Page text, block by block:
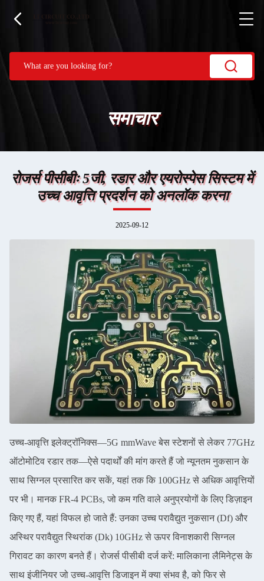
समाचार
रोजर्स पीसीबीः 5जी, रडार और एयरोस्पेस सिस्टम में
उच्च आवृत्ति प्रदर्शन को अनलॉक करना
2025-09-12
उच्च-आवृत्ति इलेक्ट्रॉनिक्स—5G mmWave बेस स्टेशनों से लेकर 77GHz
ऑटोमोटिव रडार तक—ऐसे पदार्थों की मांग करते हैं जो न्यूनतम नुकसान के
साथ सिग्नल प्रसारित कर सकें, यहां तक ​​कि 100GHz से अधिक आवृत्तियों
पर भी। मानक FR-4 PCBs, जो कम गति वाले अनुप्रयोगों के लिए डिज़ाइन
किए गए हैं, यहां विफल हो जाते हैं: उनका उच्च परावैद्युत नुकसान (Df) और
अस्थिर परावैद्युत स्थिरांक (Dk) 10GHz से ऊपर विनाशकारी सिग्नल
गिरावट का कारण बनते हैं। रोजर्स पीसीबी दर्ज करें: मालिकाना लैमिनेट्स के
साथ इंजीनियर जो उच्च-आवृत्ति डिजाइन में क्या संभव है, को फिर से